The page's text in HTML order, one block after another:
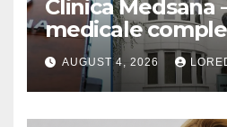
Clinica Medsana
medicale
la specialiști cu
AUGUST 4, 2026